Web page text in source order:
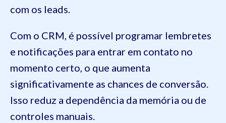
com os leads.
Com o CRM, é possível programar lembretes
e notificações para entrar em contato no
momento certo, o que aumenta
significativamente as chances de conversão.
Isso reduz a dependência da memória ou de
controles manuais.